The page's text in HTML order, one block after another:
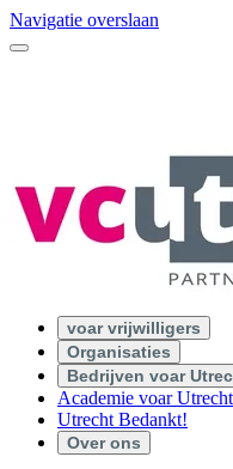
Navigatie overslaan
voar vrijwilligers
Organisaties
Bedrijven voar
Academie voar Utrecht
Utrecht Bedankt!
Over ons